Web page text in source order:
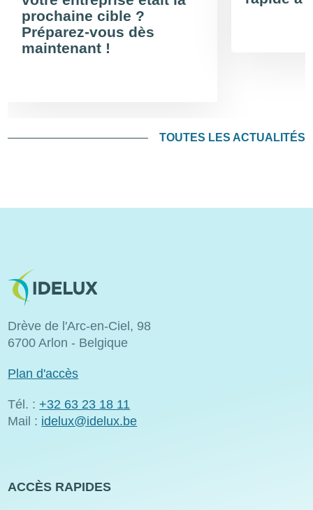
prochaine cible ?
Préparez-vous dès
maintenant !
TOUTES LES ACTUALITÉS
Image
Drève de l'Arc-en-Ciel, 98
6700 Arlon - Belgique
Plan d'accès
Tél. : +32 63 23 18 11
Mail : idelux@idelux.be
ACCÈS RAPIDES